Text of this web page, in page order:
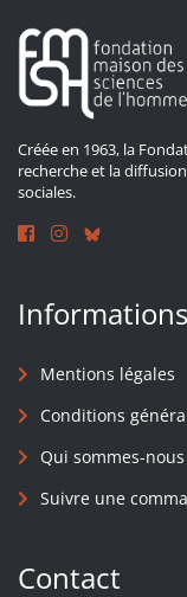
Créée en 1963, la
recherche et la
sociales.
Informations
Mentions légales
Conditions
Qui sommes-nous
Suivre une
Contact